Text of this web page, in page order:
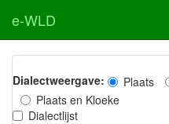
e-WLD
Dialectweergave: Plaats
Plaats en Kloeke
Dialectlijst